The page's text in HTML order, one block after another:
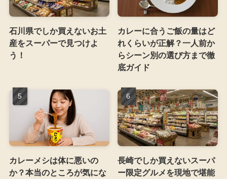
石川県でしか買えないお土
産をスーパーで見つけよ
う！
カレーに合うご飯の量はど
れくらいが正解？一人前か
らシーン別の選び方まで徹
底ガイド
カレーメシは体に悪いの
か？本当のところが気にな
長崎でしか買えないスーパ
ー限定グルメを現地で堪能